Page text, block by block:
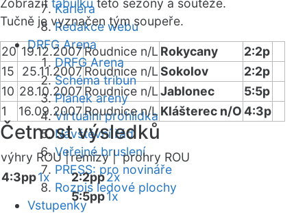
Kariéra
Redakce webu
DRFG Arena
DRFG Arena
Schéma tribun
Plánek areny
Virtuální prohlídka
Návštěvní řád
Veřejné bruslení
PRESS: pro novináře
Rozpis ledové plochy
Vstupenky
Zobrazit tabulku této sezóny a soutěže.
Tučně je vyznačen tým soupeře.
20 19.12.2007Roudnice n/L Rokycany
2:2p
15
25.11.2007Roudnice n/LSokolov
2:2p
10 28.10.2007 Roudnice n/LJablonec
5:5p
1
16.09.2007Roudnice n/L Klášterec n/O4:3p
Četnost výsledků
výhry ROU |remízy | prohry ROU
4:3pp1x 2:2pp2x
5:5pp1x